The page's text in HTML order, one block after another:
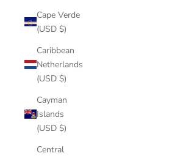
Cape Verde
(USD $)
Caribbean
Netherlands
(USD $)
Cayman
Islands
(USD $)
Central